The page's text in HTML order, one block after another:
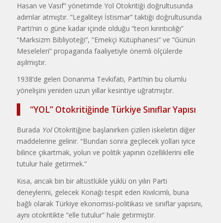
Hasan ve Vasıf” yönetimde Yol Otokritiği doğrultusunda
adımlar atmıştır. “Legaliteyi İstismar” taktiği doğrultusunda
Parti’nin o güne kadar içinde olduğu “teori kırıntıcılığı”
“Marksizm Bibliyoteği”, “Emekçi Kütüphanesi” ve “Günün
Meseleleri” propaganda faaliyetiyle önemli ölçülerde
aşılmıştır.
1938’de gelen Donanma Tevkifatı, Parti’nin bu olumlu
yönelişini yeniden uzun yıllar kesintiye uğratmıştır.
“YOL” Otokritiğinde Türkiye Sınıflar Yapısı
Burada YolOtokritiğine başlanırken çizilen iskeletin diğer
maddelerine gelinir. “Bundan sonra geçilecek yollan iyice
bilince çıkartmak, yolun ve politik yapının özelliklerini elle
tutulur hale getirmek.”
Kısa, ancak bin bir altüstlükle yüklü on yılın Parti
deneylerini, gelecek Konağı tespit eden Kıvılcımlı, buna
bağlı olarak Türkiye ekonomisi-politikası ve sınıflar yapısını,
aynı otokritikte “elle tutulur” hale getirmiştir.